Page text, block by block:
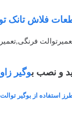
فلاش تانک
و نصب بوگیر
استفاده از بوگیر